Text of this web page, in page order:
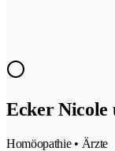
Ecker Nicole
Homöopathie • Ärzte